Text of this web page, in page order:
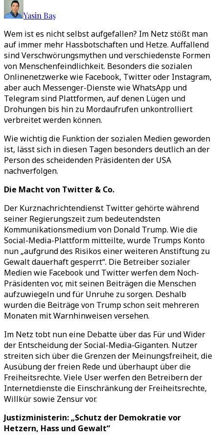
Yasin Baş
Wem ist es nicht selbst aufgefallen? Im Netz stößt man
auf immer mehr Hassbotschaften und Hetze. Auffallend
sind Verschwörungsmythen und verschiedenste Formen
von Menschenfeindlichkeit. Besonders die sozialen
Onlinenetzwerke wie Facebook, Twitter oder Instagram,
aber auch Messenger-Dienste wie WhatsApp und
Telegram sind Plattformen, auf denen Lügen und
Drohungen bis hin zu Mordaufrufen unkontrolliert
verbreitet werden können.
Wie wichtig die Funktion der sozialen Medien geworden
ist, lässt sich in diesen Tagen besonders deutlich an der
Person des scheidenden Präsidenten der USA
nachverfolgen.
Die Macht von Twitter & Co.
Der Kurznachrichtendienst Twitter gehörte während
seiner Regierungszeit zum bedeutendsten
Kommunikationsmedium von Donald Trump. Wie die
Social-Media-Plattform mitteilte, wurde Trumps Konto
nun „aufgrund des Risikos einer weiteren Anstiftung zu
Gewalt dauerhaft gesperrt“. Die Betreiber sozialer
Medien wie Facebook und Twitter werfen dem Noch-
Präsidenten vor, mit seinen Beiträgen die Menschen
aufzuwiegeln und für Unruhe zu sorgen. Deshalb
wurden die Beiträge von Trump schon seit mehreren
Monaten mit Warnhinweisen versehen.
Im Netz tobt nun eine Debatte über das Für und Wider
der Entscheidung der Social-Media-Giganten. Nutzer
streiten sich über die Grenzen der Meinungsfreiheit, die
Ausübung der freien Rede und überhaupt über die
Freiheitsrechte. Viele User werfen den Betreibern der
Internetdienste die Einschränkung der Freiheitsrechte,
Willkür sowie Zensur vor.
Justizministerin: „Schutz der Demokratie vor
Hetzern, Hass und Gewalt“